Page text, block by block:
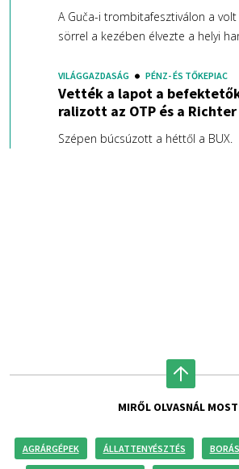
A Guča-i trombitafesztiválon a
sörrel a kezében élvezte a helyi
VILÁGGAZDASÁG PÉNZ- ÉS TŐKEPIAC
Vették a lapot a
ralizott az OTP és a Richter
Szépen búcsúzott a héttől a BUX.
MIRŐL OLVASNÁL
AGRÁRGÉPEK ÁLLATTENYÉSZTÉS